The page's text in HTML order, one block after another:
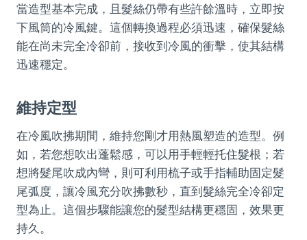
當造型基本完成，且髮絲仍帶有些許餘溫時，立即按
下風筒的冷風鍵。這個轉換過程必須迅速，確保髮絲
能在尚未完全冷卻前，接收到冷風的衝擊，使其結構
迅速穩定。
維持定型
在冷風吹拂期間，維持您剛才用熱風塑造的造型。例
如，若您想吹出蓬鬆感，可以用手輕輕托住髮根；若
想將髮尾吹成內彎，則可利用梳子或手指輔助固定髮
尾弧度，讓冷風充分吹拂數秒，直到髮絲完全冷卻定
型為止。這個步驟能讓您的髮型結構更穩固，效果更
持久。